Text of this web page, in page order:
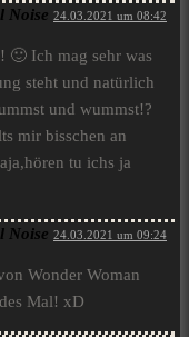
Noise 24.03.2021 um 08:42
🙂 Ich mag sehr was
steht und natürlich
und wummst!?
mir bisschen an
tu ichs ja
Noise 24.03.2021 um 09:24
Wonder Woman
Mal! xD